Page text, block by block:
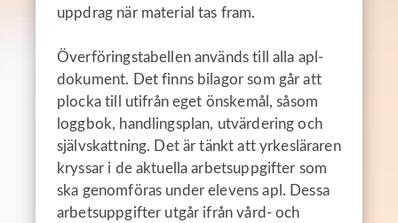
uppdrag när material tas fram.
Överföringstabellen används till alla apl-
dokument. Det finns bilagor som går att
plocka till utifrån eget önskemål, såsom
loggbok, handlingsplan, utvärdering och
självskattning. Det är tänkt att yrkesläraren
kryssar i de aktuella arbetsuppgifter som
ska genomföras under elevens apl. Dessa
arbetsuppgifter utgår ifrån vård- och